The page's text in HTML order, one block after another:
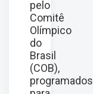
pelo
Comitê
Olímpico
do
Brasil
(COB),
programados